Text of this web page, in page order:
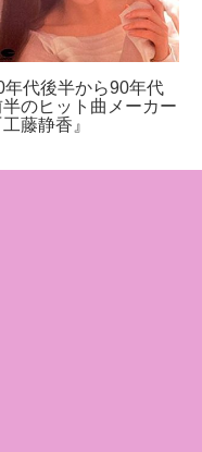
年代後半から90年代
半のヒット曲メーカー
藤静香』